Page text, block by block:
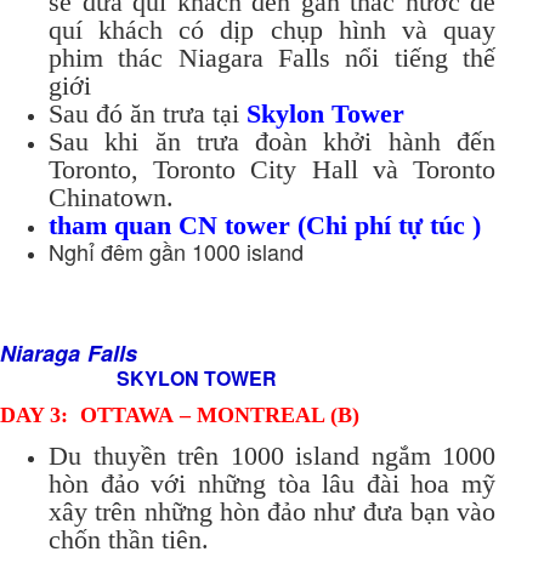
quí khách có dịp chụp hình và quay
phim thác Niagara Falls nổi tiếng thế
giới
Sau đó ăn trưa tại Skylon Tower
Sau khi ăn trưa đoàn khởi hành đến
Toronto, Toronto City Hall và Toronto
Chinatown.
tham quan CN tower (Chi phí tự túc )
Nghỉ đêm gần 1000 island
Niaraga Falls
SKYLON TOWER
DAY 3: OTTAWA – MONTREAL (B)
Du thuyền trên 1000 island ngắm 1000
hòn đảo với những tòa lâu đài hoa mỹ
xây trên những hòn đảo như đưa bạn vào
chốn thần tiên.